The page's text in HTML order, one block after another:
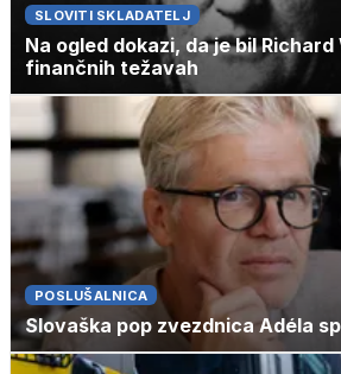
SLOVITI SKLADATELJ
Na ogled dokazi, da je bil
finančnih težavah
POSLUŠALNICA
Slovaška pop zvezdnica Adéla